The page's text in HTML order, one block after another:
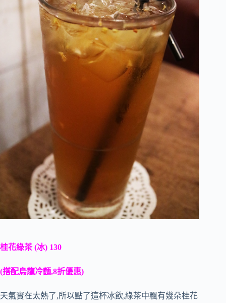
桂花綠茶 (冰) 130
(搭配烏龍冷麵,8折優惠)
天氣實在太熱了,所以點了這杯冰飲,綠茶中飄有幾朵桂花